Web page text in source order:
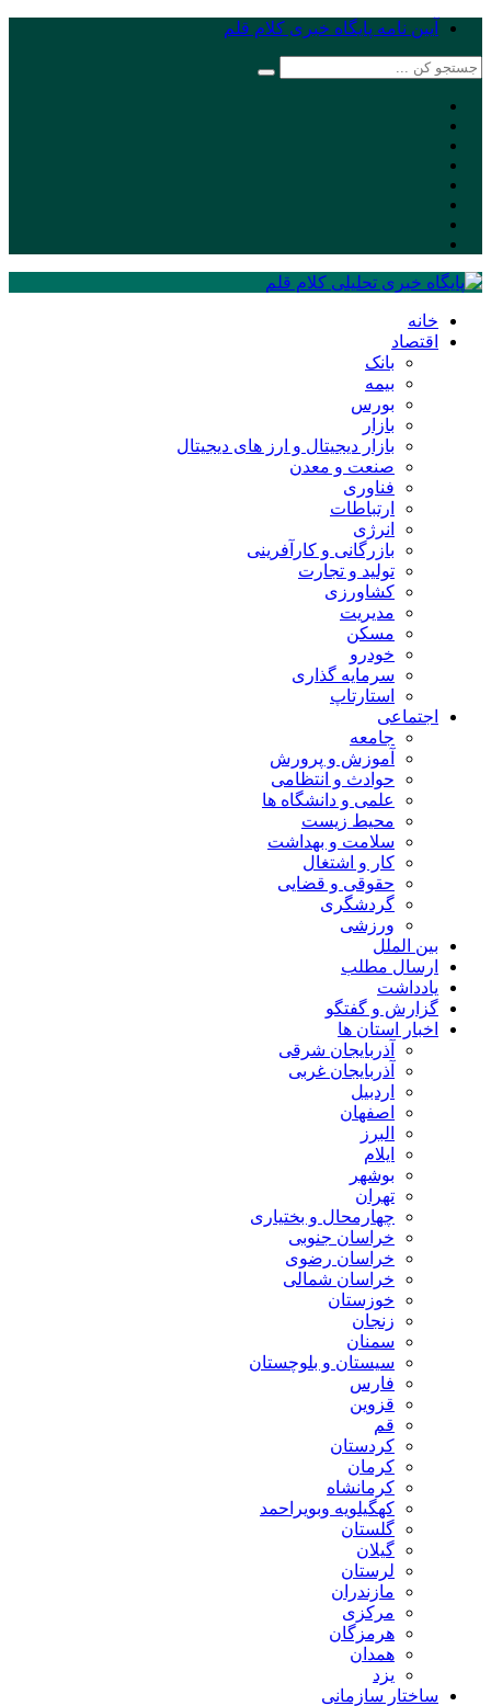
آیین نامه پایگاه خبری کلام قلم
خانه
اقتصاد
بانک
بیمه
بورس
بازار
بازار دیجیتال و ارز های دیجیتال
صنعت و معدن
فناوری
ارتباطات
انرژی
بازرگانی و کارآفرینی
تولید و تجارت
کشاورزی
مدیریت
مسکن
خودرو
سرمایه گذاری
استارتاپ
اجتماعی
جامعه
آموزش و پرورش
حوادث و انتظامی
علمی و دانشگاه ها
محیط زیست
سلامت و بهداشت
کار و اشتغال
حقوقی و قضایی
گردشگری
ورزشی
بین الملل
ارسال مطلب
یادداشت
گزارش و گفتگو
اخبار استان ها
آذربایجان شرقی
آذربایجان غربی
اردبیل
اصفهان
البرز
ایلام
بوشهر
تهران
چهارمحال و بختیاری
خراسان جنوبی
خراسان رضوی
خراسان شمالی
خوزستان
زنجان
سمنان
سیستان و بلوچستان
فارس
قزوین
قم
کردستان
کرمان
کرمانشاه
کهگیلویه وبویراحمد
گلستان
گیلان
لرستان
مازندران
مرکزی
هرمزگان
همدان
یزد
ساختار سازمانی